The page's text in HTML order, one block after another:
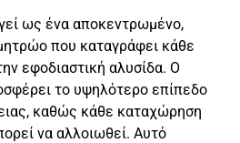
ως ένα αποκεντρωμένο,
που καταγράφει κάθε
εφοδιαστική αλυσίδα. Ο
το υψηλότερο επίπεδο
καθώς κάθε καταχώρηση
να αλλοιωθεί. Αυτό